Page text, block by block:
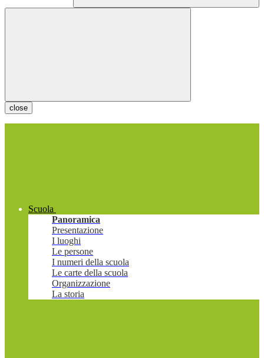
close
Scuola
Panoramica
Presentazione
I luoghi
Le persone
I numeri della scuola
Le carte della scuola
Organizzazione
La storia